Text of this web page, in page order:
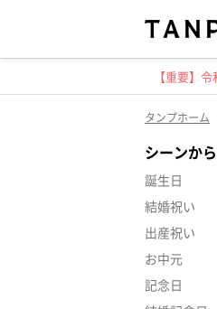
【重要】
タンプホーム
シーンか
誕生日
結婚祝い
出産祝い
お中元
記念日